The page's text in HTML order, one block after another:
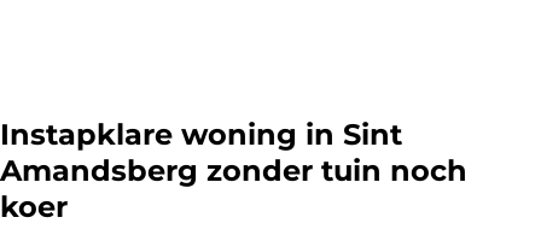
Instapklare woning in Sint
Amandsberg zonder tuin noch
koer